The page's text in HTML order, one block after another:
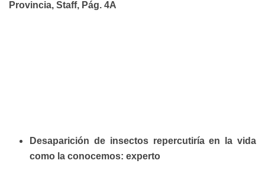
Provincia, Staff, Pág. 4A
Desaparición de insectos repercutiría en la vida
como la conocemos: experto